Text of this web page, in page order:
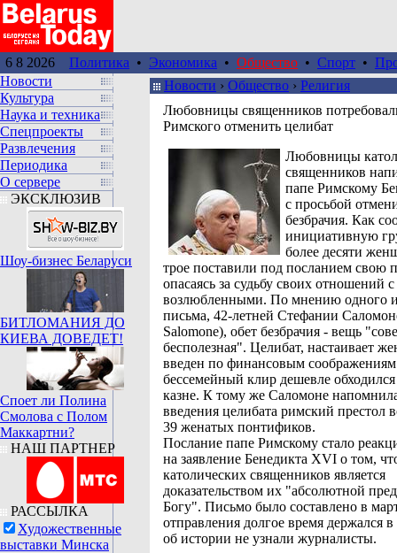
6 8 2026 Политика • Экономика • Общество • Спорт •
Новости
Культура
Наука и техника
Спецпроекты
Развлечения
Периодика
О сервере
ЭКСКЛЮЗИВ
Шоу-бизнес Беларуси
БИТЛОМАНИЯ ДО
КИЕВА ДОВЕДЕТ!
Споет ли Полина
Смолова с Полом
Маккартни?
НАШ ПАРТНЕР
РАССЫЛКА
Художественные
выставки Минска
Новости › Общество › Религия
Любовницы священников
Римского отменить целибат
Любовницы
священников
папе Римскому
с просьбой
безбрачия. Как
инициативную
более десяти
трое поставили под посланием свою
опасаясь за судьбу своих отношений с
возлюбленными. По мнению одного
письма, 42-летней Стефании
Salomone), обет безбрачия - вещь
бесполезная". Целибат, настаивает
введен по финансовым
бессемейный клир дешевле
казне. К тому же Саломоне
введения целибата римский престол
39 женатых понтификов.
Послание папе Римскому стало
на заявление Бенедикта XVI о том,
католических священников является
доказательством их "абсолютной
Богу". Письмо было составлено в
отправления долгое время держался
об истории не узнали журналисты.